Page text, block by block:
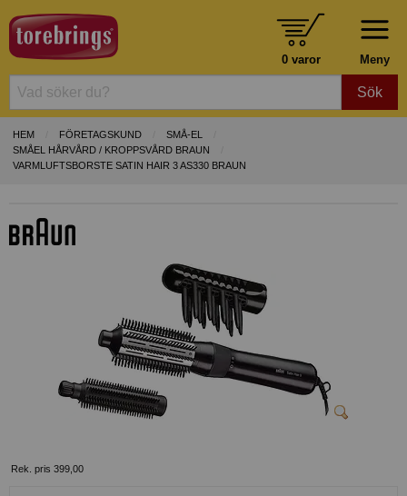
Meny
0 varor
Sök
HEM FÖRETAGSKUND
SMÅ-EL
SMÅEL HÅRVÅRD / KROPPSVÅRD BRAUN
VARMLUFTSBORSTE SATIN HAIR 3 AS330 BRAUN
Rek. pris 399,00